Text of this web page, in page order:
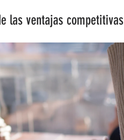
las ventajas competitivas